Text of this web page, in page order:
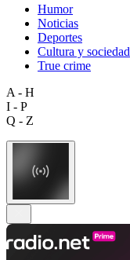
Humor
Noticias
Deportes
Cultura y sociedad
True crime
A - H
I - P
Q - Z